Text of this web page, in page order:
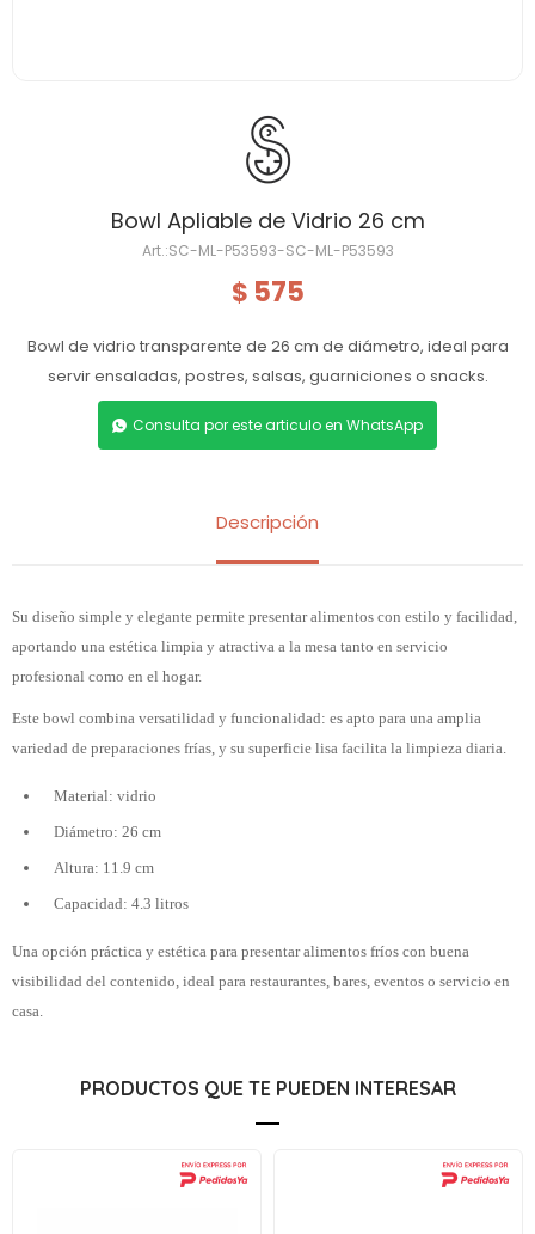
Bowl Apliable de Vidrio 26 cm
SC-ML-P53593-SC-ML-P53593
$ 575
Bowl de vidrio transparente de 26 cm de diámetro, ideal para
servir ensaladas, postres, salsas, guarniciones o snacks.
Consulta por este articulo en WhatsApp
Descripción
Su diseño simple y elegante permite presentar alimentos con estilo y facilidad,
aportando una estética limpia y atractiva a la mesa tanto en servicio
profesional como en el hogar.
Este bowl combina versatilidad y funcionalidad: es apto para una amplia
variedad de preparaciones frías, y su superficie lisa facilita la limpieza diaria.
Material: vidrio
Diámetro: 26 cm
Altura: 11.9 cm
Capacidad: 4.3 litros
Una opción práctica y estética para presentar alimentos fríos con buena
visibilidad del contenido, ideal para restaurantes, bares, eventos o servicio en
casa.
PRODUCTOS QUE TE PUEDEN INTERESAR